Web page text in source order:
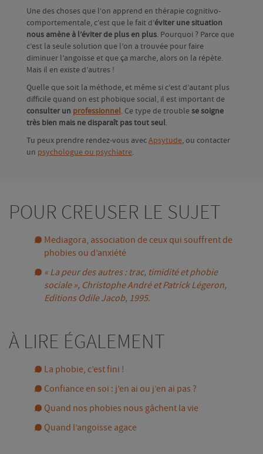
Une des choses que l‘on apprend en thérapie cognitivo-
comportementale, c’est que le fait d’éviter une situation
nous amène à l’éviter de plus en plus. Pourquoi ? Parce que
c’est la seule solution que l’on a trouvée pour faire
diminuer l’angoisse et que ça marche, alors on la répète.
Mais il en existe d’autres !
Quelle que soit la méthode, et même si c’est d’autant plus
difficile quand on est phobique social, il est important de
consulter un professionnel. Ce type de troublese soigne
très bien mais ne disparaît pas tout seul.
Tu peux prendre rendez-vous avecApsytude, ou contacter
un psychologue ou psychiatre.
POUR CREUSER LE SUJET
Mediagora, association de ceux qui souffrent de
phobies ou d’anxiété
« La peur des autres : trac, timidité et phobie
sociale », Christophe André et Patrick Légeron,
Editions Odile Jacob, 1995.
À LIRE ÉGALEMENT
La phobie, c’est fini !
Confiance en soi : j’en ai ou j’en ai pas ?
Quand nos phobies nous gâchent la vie
Quand l’angoisse agace